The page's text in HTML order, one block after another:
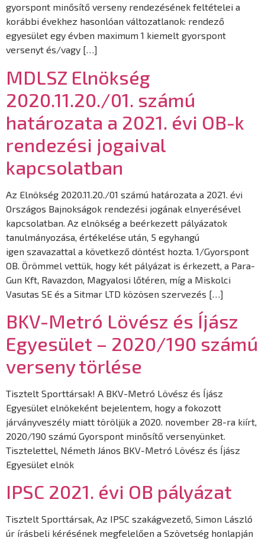
gyorspont minősítő verseny rendezésének feltételei a
korábbi évekhez hasonlóan változatlanok: rendező
egyesület egy évben maximum 1 kiemelt gyorspont
versenyt és/vagy […]
MDLSZ Elnökség
2020.11.20./01. számú
határozata a 2021. évi OB-k
rendezési jogaival
kapcsolatban
Az Elnökség 2020.11.20./01 számú határozata a 2021. évi
Országos Bajnokságok rendezési jogának elnyerésével
kapcsolatban. Az elnökség a beérkezett pályázatok
tanulmányozása, értékelése után, 5 egyhangú
igen szavazattal a következő döntést hozta. 1/Gyorspont
OB. Örömmel vettük, hogy két pályázat is érkezett, a Para-
Gun Kft, Ravazdon, Magyalosi lőtéren, míg a Miskolci
Vasutas SE és a Sitmar LTD közösen szervezés […]
BKV-Metró Lövész és Íjász
Egyesület – 2020/190 számú
verseny törlése
Tisztelt Sporttársak! A BKV-Metró Lövész és Íjász
Egyesület elnökeként bejelentem, hogy a fokozott
járványveszély miatt töröljük a 2020. november 28-ra kiírt,
2020/190 számú Gyorspont minősítő versenyünket.
Tisztelettel, Németh János BKV-Metró Lövész és Íjász
Egyesület elnök
IPSC 2021. évi OB pályázat
Tisztelt Sporttársak, Az IPSC szakágvezető, Simon László
úr írásbeli kérésének megfelelően a Szövetség honlapján